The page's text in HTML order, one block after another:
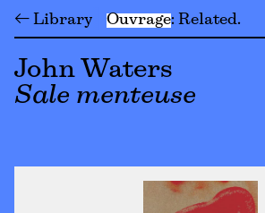
← Library Ouvrage Related
John Waters
Sale menteuse